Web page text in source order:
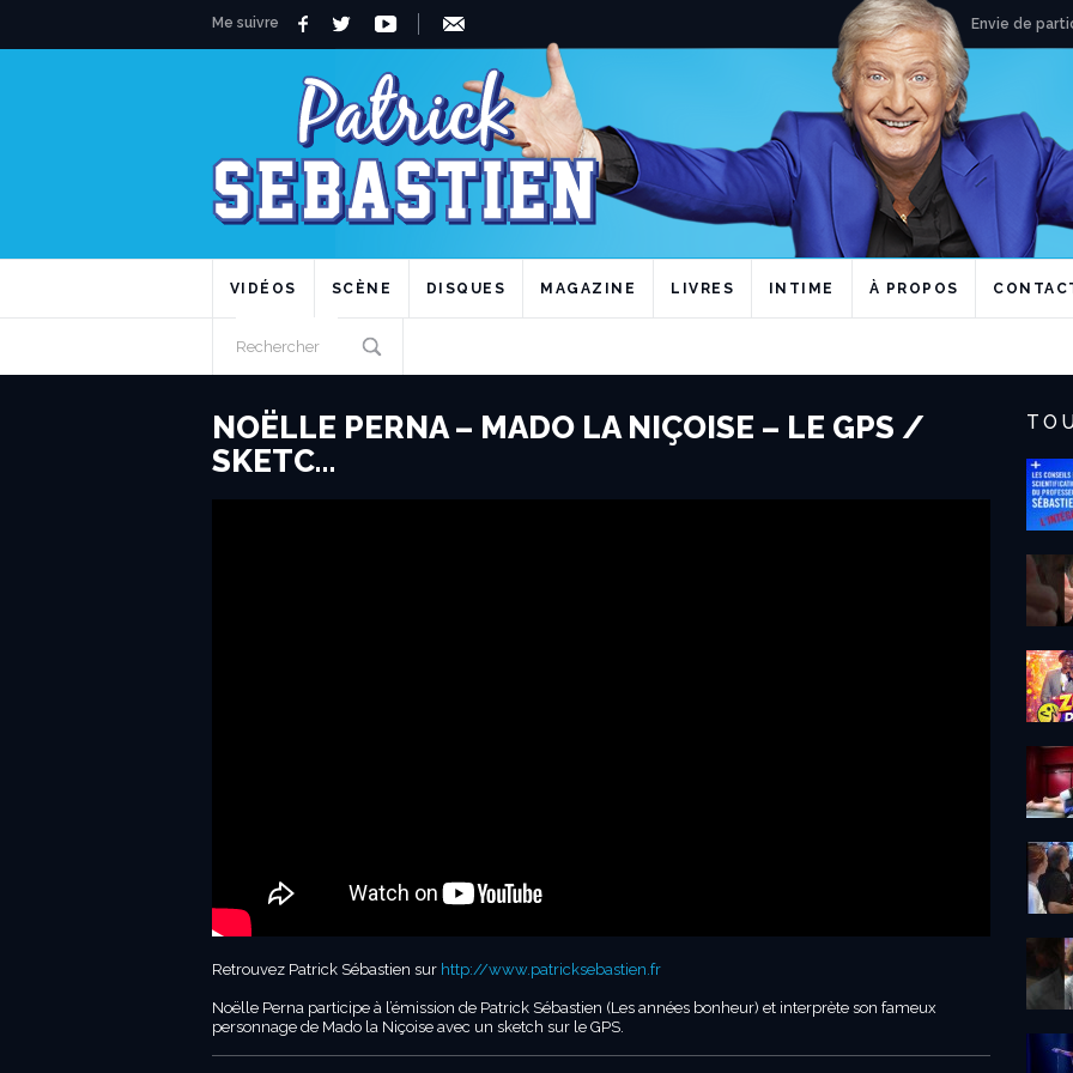
Me suivre Envie de
VIDÉOS SCÈNE DISQUES MAGAZINE LIVRES INTIME À PROPOS
NOËLLE PERNA – MADO LA NIÇOISE – LE GPS /
SKETC…
Retrouvez Patrick Sébastien sur http://www.patricksebastien.fr
Noëlle Perna participe à l’émission de Patrick Sébastien (Les années bonheur) et interprète son fameux
personnage de Mado la Niçoise avec un sketch sur le GPS.